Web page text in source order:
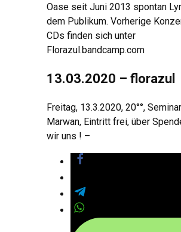
Oase seit Juni 2013 spontan
dem Publikum. Vorherige
CDs finden sich unter
Florazul.bandcamp.com
13.03.2020 – florazul
Freitag, 13.3.2020, 20°°,
Marwan, Eintritt frei, über
wir uns ! –